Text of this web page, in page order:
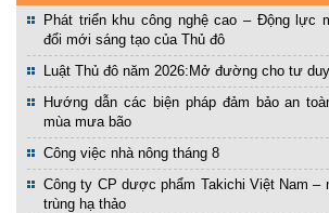
Phát triển khu công nghệ cao – Động lực
đổi mới sáng tạo của Thủ đô
Luật Thủ đô năm 2026:Mở đường cho tư
Hướng dẫn các biện pháp đảm bảo an
mùa mưa bão
Công việc nhà nông tháng 8
Công ty CP dược phẩm Takichi Việt Nam –
trùng hạ thảo